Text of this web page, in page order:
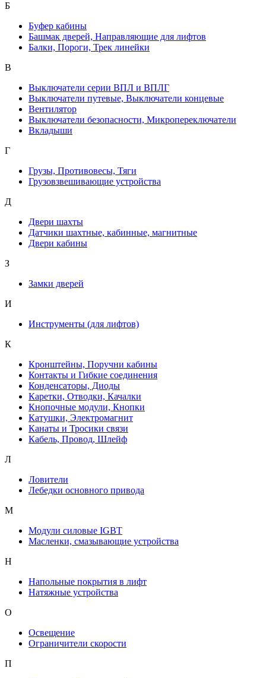
Б
Буфер кабины
Башмак дверей, Направляющие для лифтов
Балки, Пороги, Трек линейки
В
Выключатели серии ВПЛ и ВПЛГ
Выключатели путевые, Выключатели концевые
Вентилятор
Выключатели безопасности, Микропереключатели
Вкладыши
Г
Грузы, Противовесы, Тяги
Грузовзвешивающие устройства
Д
Двери шахты
Датчики шахтные, кабинные, магнитные
Двери кабины
З
Замки дверей
И
Инструменты (для лифтов)
К
Кронштейны, Поручни кабины
Контакты и Гибкие соединения
Конденсаторы, Диоды
Каретки, Отводки, Качалки
Кнопочные модули, Кнопки
Катушки, Электромагнит
Канаты и Тросики связи
Кабель, Провод, Шлейф
Л
Ловители
Лебедки основного привода
М
Модули силовые IGBT
Масленки, смазывающие устройства
Н
Напольные покрытия в лифт
Натяжные устройства
О
Освещение
Ограничители скорости
П